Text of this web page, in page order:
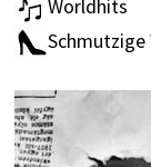
Worldhits
Schmutzige